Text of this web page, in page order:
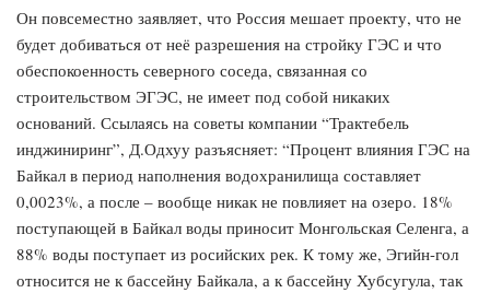
Он повсеместно заявляет, что Россия мешает проекту, что не
будет добиваться от неё разрешения на стройку ГЭС и что
обеспокоенность северного соседа, связанная со
строительством ЭГЭС, не имеет под собой никаких
оснований. Ссылаясь на советы компании “Трактебель
инджиниринг”, Д.Одхуу разъясняет: “Процент влияния ГЭС на
Байкал в период наполнения водохранилища составляет
0,0023%, а после – вообще никак не повлияет на озеро. 18%
поступающей в Байкал воды приносит Монгольская Селенга, а
88% воды поступает из росийских рек. К тому же, Эгийн-гол
относится не к бассейну Байкала, а к бассейну Хубсугула, так